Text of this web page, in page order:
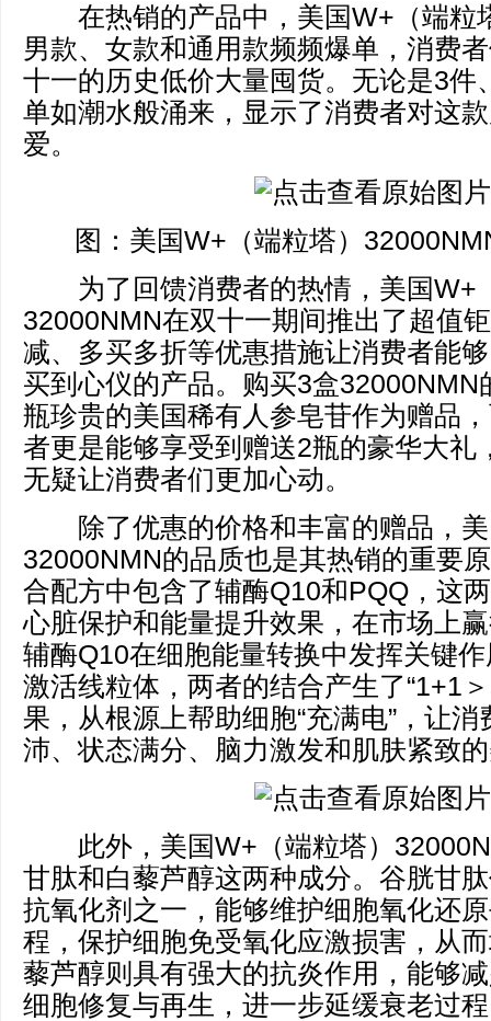
在热销的产品中，美国W+（端粒
男款、女款和通用款频频爆单，消费
十一的历史低价大量囤货。无论是3件
单如潮水般涌来，显示了消费者对这
爱。
图：美国W+（端粒塔）
为了回馈消费者的热情，美国W+
32000NMN在双十一期间推出了超值
减、多买多折等优惠措施让消费者能
买到心仪的产品。购买3盒32000NMN
瓶珍贵的美国稀有人参皂苷作为赠品
者更是能够享受到赠送2瓶的豪华大礼
无疑让消费者们更加心动。
除了优惠的价格和丰富的赠品，美
32000NMN的品质也是其热销的重要
合配方中包含了辅酶Q10和PQQ，这
心脏保护和能量提升效果，在市场上
辅酶Q10在细胞能量转换中发挥关键
激活线粒体，两者的结合产生了“1+1
果，从根源上帮助细胞“充满电”，让
沛、状态满分、脑力激发和肌肤紧致
此外，美国W+（端粒塔）
甘肽和白藜芦醇这两种成分。谷胱甘
抗氧化剂之一，能够维护细胞氧化还
程，保护细胞免受氧化应激损害，从
藜芦醇则具有强大的抗炎作用，能够
细胞修复与再生，进一步延缓衰老过